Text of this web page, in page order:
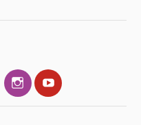
InstagramYouTube